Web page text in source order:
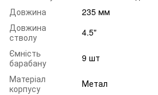
Довжина
235 мм
Довжина
стволу
4.5"
Ємність
барабану
9 шт
Матеріал
корпусу
Метал